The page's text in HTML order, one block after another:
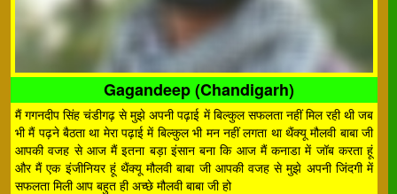
Gagandeep (Chandigarh)
मैं गगनदीप सिंह चंडीगढ़ से मुझे अपनी पढ़ाई में बिल्कुल सफलता नहीं मिल रही थी जब
भी मैं पढ़ने बैठता था मेरा पढ़ाई में बिल्कुल भी मन नहीं लगता था थैंक्यू मौलवी बाबा जी
आपकी वजह से आज मैं इतना बड़ा इंसान बना कि आज मैं कनाडा में जॉब करता हूं
और मैं एक इंजीनियर हूं थैंक्यू मौलवी बाबा जी आपकी वजह से मुझे अपनी जिंदगी में
सफलता मिली आप बहुत ही अच्छे मौलवी बाबा जी हो